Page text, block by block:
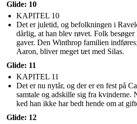
Glide: 10
KAPITEL 10
Det er juletid, og befolkningen i
dårlig, at han blev røvet. Folk
gaver. Den Winthrop familien
Aaron, bliver meget tæt med Silas.
Glide: 11
KAPITEL 11
Det er nu nytår, og der er en fest på
samtale og adskille sig fra kvinderne.
ked han ikke har bedt hende om at
Glide: 12